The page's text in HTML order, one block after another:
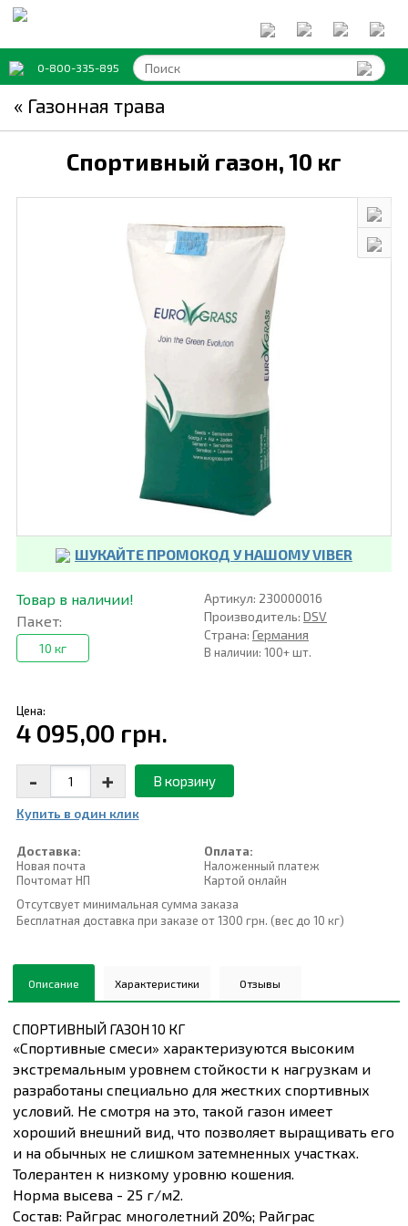
0-800-335-895
« Газонная трава
Спортивный газон, 10 кг
ШУКАЙТЕ ПРОМОКОД У НАШОМУ VIBER
Товар в наличии!
Пакет:
10 кг
Артикул: 230000016
Производитель: DSV
Страна: Германия
В наличии: 100+ шт.
Цена:
4 095,00 грн.
- + В корзину
Купить в один клик
Доставка:
Новая почта
Почтомат НП
Оплата:
Наложенный платеж
Картой онлайн
Отсутсвует минимальная сумма заказа
Бесплатная доставка при заказе от 1300 грн. (вес до 10 кг)
Описание Характеристики Отзывы
СПОРТИВНЫЙ ГАЗОН 10 КГ
«Спортивные смеси» характеризуются высоким
экстремальным уровнем стойкости к нагрузкам и
разработаны специально для жестких спортивных
условий. Не смотря на это, такой газон имеет
хороший внешний вид, что позволяет выращивать его
и на обычных не слишком затемненных участках.
Толерантен к низкому уровню кошения.
Норма высева - 25 г/м2.
Состав: Райграс многолетний 20%; Райграс